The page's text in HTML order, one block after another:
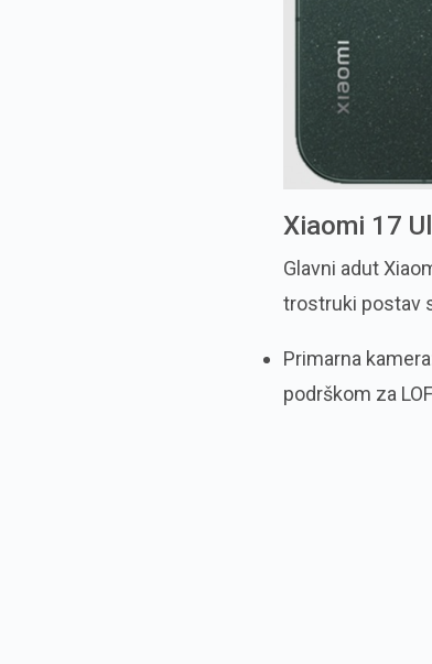
Xiaomi 17
Glavni adut
trostruki postav
Primarna
podrškom za